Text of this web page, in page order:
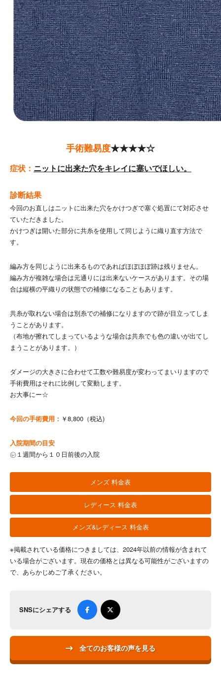
手術難易度★★★★☆
症状： ニットに出来た穴をキレイに塞いでほしい。
診断結果
今回のお直しはニットに出来た穴をかけつぎで塞ぐ処置にて対応させ
ていただきました。
かけつぎは開いた部分に共糸を使用して同じように織り直す方法で
す。
編み方を同じように出来るものであればほぼほぼ跡は残りません。
編み方が複雑な場合は元通りには出来ないケースがあります。その場
合は縦横の平織りの状態での補修になることもあります。
共糸が取れない場合は別糸での補修になりますので跡が目立ってしま
うことがあります。
（布地が擦れてしまっているような場合は共糸でも色の違いが出てし
まうことがあります。）
ダメージの大きさに合わせて工数や難易度が変わってまいりますので
手術費用はそれに比例して変動します。
お大事にー☆
今回の手術費用： ￥8,800（税込)
入院期間の目安
㋹１週間から１０日前後の入院
メンズ 料金表
レディース 料金表
メンズ&レディース 料金表
※掲載されている価格につきましては、2024年以前の情報が含まれて
いる場合がございます。現在の価格とは異なる可能性がございますの
で、あらかじめご了承ください。
SNSにシェアする
全てのお客様の声を見る